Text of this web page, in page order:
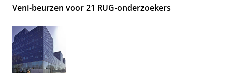
Veni-beurzen voor 21 RUG-onderzoekers